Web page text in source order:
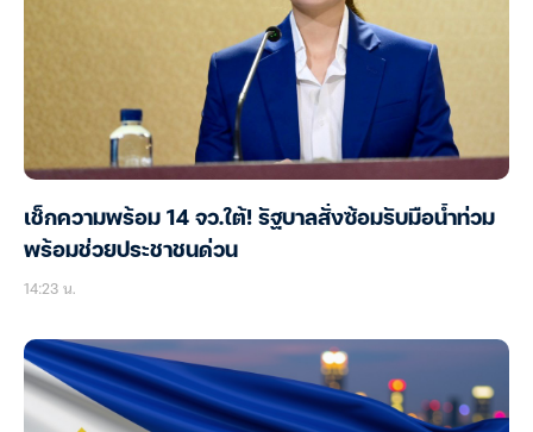
เช็กความพร้อม 14 จว.ใต้! รัฐบาลสั่งซ้อมรับมือน้ำท่วม
พร้อมช่วยประชาชนด่วน
14:23 น.